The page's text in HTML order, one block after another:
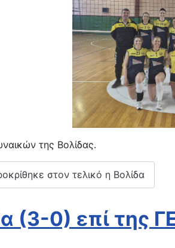
της Βολίδας.
στον τελικό η Βολίδα
(3-0) επί της